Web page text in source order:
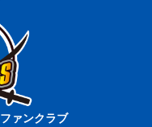
ファンクラブ